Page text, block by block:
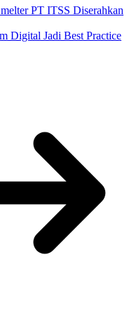
PT ITSS Diserahkan
Digital Jadi Best Practice